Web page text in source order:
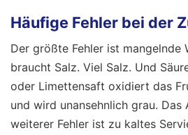
Häufige Fehler bei der
Der größte Fehler ist mangelnde
braucht Salz. Viel Salz. Und
oder Limettensaft oxidiert das
und wird unansehnlich grau. Das
weiterer Fehler ist zu kaltes